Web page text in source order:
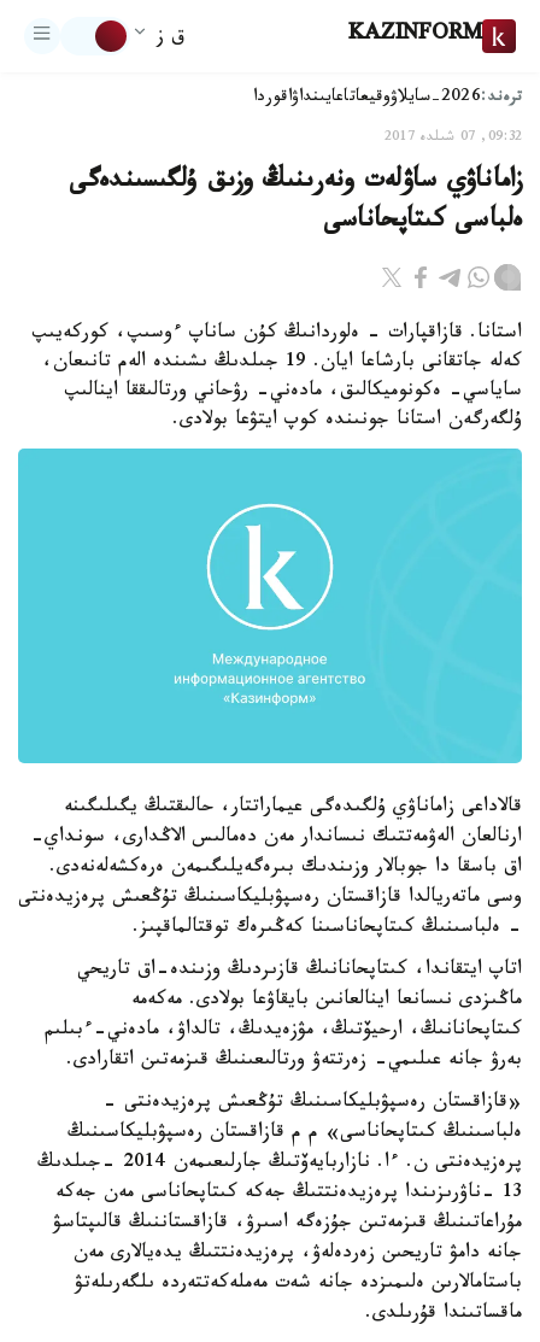
KAZINFORM ق ز
ترەند:2026-سايلاۋ وقيعاتاعايىنداۋاقوردا
09:32, 07 شىلدە 2017
زاماناۋي ساۋلەت ونەرىنىڭ وزىق ۇلگىسىندەگى
ەلباسى كىتاپحاناسى
استانا. قازاقپارات - ەلوردانىڭ كۇن ساناپ ءوسىپ، كوركەيىپ
كەلە جاتقانى بارشاعا ايان. 19 جىلدىڭ ىشىندە الەم تانىعان،
ساياسي- ەكونوميكالىق، مادەني- رۋحاني ورتالىققا اينالىپ
ۇلگەرگەن استانا جونىندە كوپ ايتۋعا بولادى.
قالاداعى زاماناۋي ۇلگىدەگى عيماراتتار، حالىقتىڭ يگىلىگىنە
ارنالعان الەۋمەتتىك نىساندار مەن دەمالىس الاڭدارى، سونداي-
اق باسقا دا جوبالار وزىندىك بىرەگەيلىگىمەن ەرەكشەلەنەدى.
وسى ماتەريالدا قازاقستان رەسپۋبليكاسىنىڭ تۇڭعىش پرەزيدەنتى
- ەلباسىنىڭ كىتاپحاناسىنا كەڭىرەك توقتالماقپىز.
اتاپ ايتقاندا، كىتاپحانانىڭ قازىردىڭ وزىندە-اق تاريحي
ماڭىزدى نىسانعا اينالعانىن بايقاۋعا بولادى. مەكەمە
كىتاپحانانىڭ، ارحيۆتىڭ، مۋزەيدىڭ، تالداۋ، مادەني-ءبىلىم
بەرۋ جانە عىلىمي- زەرتتەۋ ورتالىعىنىڭ قىزمەتىن اتقارادى.
«قازاقستان رەسپۋبليكاسىنىڭ تۇڭعىش پرەزيدەنتى -
ەلباسىنىڭ كىتاپحاناسى» م م قازاقستان رەسپۋبليكاسىنىڭ
پرەزيدەنتى ن. ءا. نازاربايەۆتىڭ جارلىعىمەن 2014 -جىلدىڭ
13 -ناۋرىزىندا پرەزيدەنتتىڭ جەكە كىتاپحاناسى مەن جەكە
مۇراعاتىنىڭ قىزمەتىن جۇزەگە اسىرۋ، قازاقستاننىڭ قالىپتاسۋ
جانە دامۋ تاريحىن زەردەلەۋ، پرەزيدەنتتىڭ يدەيالارى مەن
باستامالارىن ەلىمىزدە جانە شەت مەملەكەتتەردە ىلگەرىلەتۋ
ماقساتىندا قۇرىلدى.